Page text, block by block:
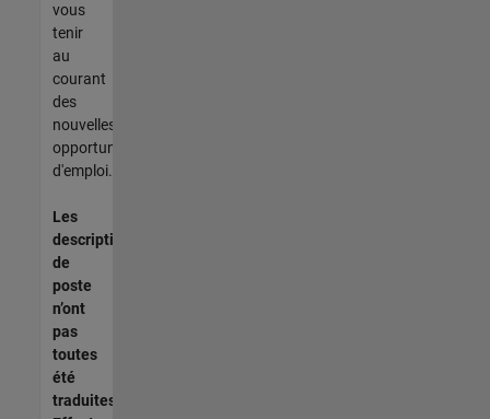
vous
tenir
au
courant
des
nouvelles
opportunités
d'emploi.
Les
descriptions
de
poste
n’ont
pas
toutes
été
traduites.